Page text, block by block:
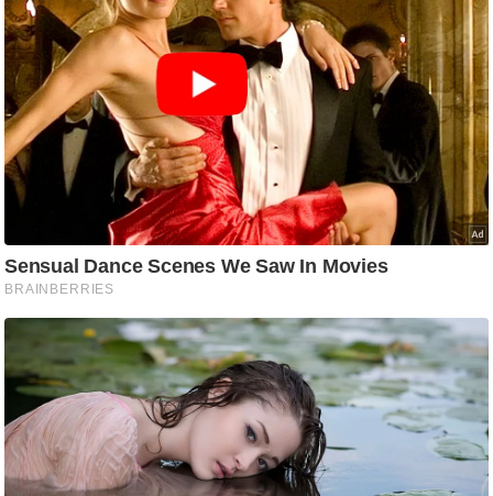
नु
स्खे
प
र्य
ट
न
फि
ट
त्रा
रि
ले
श